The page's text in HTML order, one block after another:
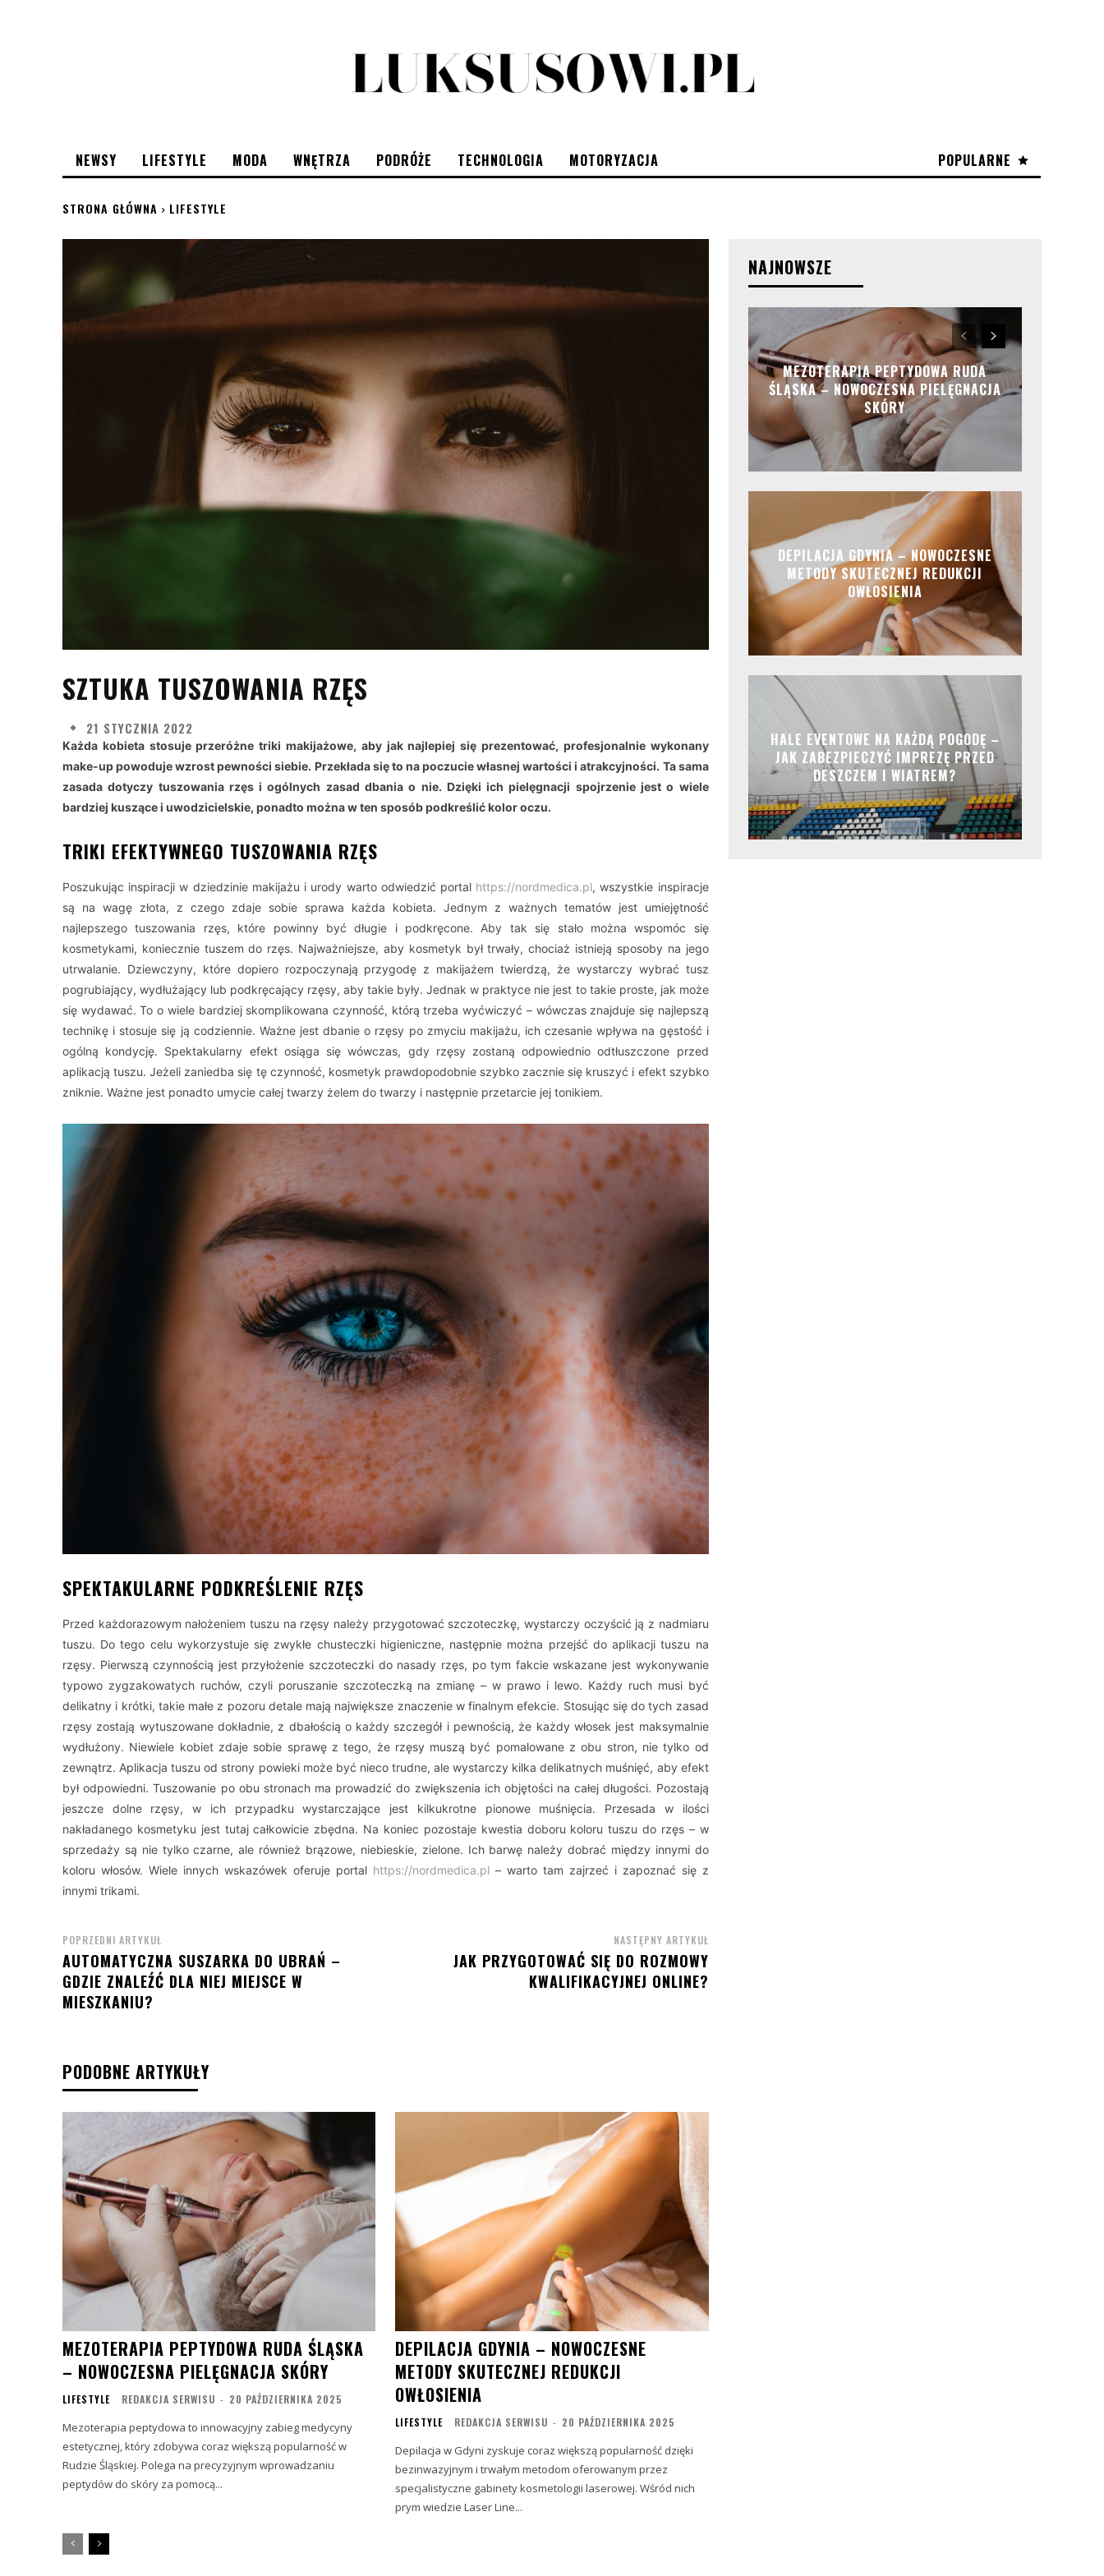
POPULARNE
NEWSY LIFESTYLE MODA WNĘTRZA PODRÓŻE TECHNOLOGIA MOTORYZACJA
STRONA GŁÓWNA LIFESTYLE
SZTUKA TUSZOWANIA RZĘS
21 STYCZNIA 2022
Każda kobieta stosuje przeróżne triki makijażowe, aby jak najlepiej się prezentować, profesjonalnie wykonany
make-up powoduje wzrost pewności siebie. Przekłada się to na poczucie własnej wartości i atrakcyjności. Ta sama
zasada dotyczy tuszowania rzęs i ogólnych zasad dbania o nie. Dzięki ich pielęgnacji spojrzenie jest o wiele
bardziej kuszące i uwodzicielskie, ponadto można w ten sposób podkreślić kolor oczu.
TRIKI EFEKTYWNEGO TUSZOWANIA RZĘS
Poszukując inspiracji w dziedzinie makijażu i urody warto odwiedzić portal https://nordmedica.pl, wszystkie inspiracje
są na wagę złota, z czego zdaje sobie sprawa każda kobieta. Jednym z ważnych tematów jest umiejętność
najlepszego tuszowania rzęs, które powinny być długie i podkręcone. Aby tak się stało można wspomóc się
kosmetykami, koniecznie tuszem do rzęs. Najważniejsze, aby kosmetyk był trwały, chociaż istnieją sposoby na jego
utrwalanie. Dziewczyny, które dopiero rozpoczynają przygodę z makijażem twierdzą, że wystarczy wybrać tusz
pogrubiający, wydłużający lub podkręcający rzęsy, aby takie były. Jednak w praktyce nie jest to takie proste, jak może
się wydawać. To o wiele bardziej skomplikowana czynność, którą trzeba wyćwiczyć – wówczas znajduje się najlepszą
technikę i stosuje się ją codziennie. Ważne jest dbanie o rzęsy po zmyciu makijażu, ich czesanie wpływa na gęstość i
ogólną kondycję. Spektakularny efekt osiąga się wówczas, gdy rzęsy zostaną odpowiednio odtłuszczone przed
aplikacją tuszu. Jeżeli zaniedba się tę czynność, kosmetyk prawdopodobnie szybko zacznie się kruszyć i efekt szybko
zniknie. Ważne jest ponadto umycie całej twarzy żelem do twarzy i następnie przetarcie jej tonikiem.
SPEKTAKULARNE PODKREŚLENIE RZĘS
Przed każdorazowym nałożeniem tuszu na rzęsy należy przygotować szczoteczkę, wystarczy oczyścić ją z nadmiaru
tuszu. Do tego celu wykorzystuje się zwykłe chusteczki higieniczne, następnie można przejść do aplikacji tuszu na
rzęsy. Pierwszą czynnością jest przyłożenie szczoteczki do nasady rzęs, po tym fakcie wskazane jest wykonywanie
typowo zygzakowatych ruchów, czyli poruszanie szczoteczką na zmianę – w prawo i lewo. Każdy ruch musi być
delikatny i krótki, takie małe z pozoru detale mają największe znaczenie w finalnym efekcie. Stosując się do tych zasad
rzęsy zostają wytuszowane dokładnie, z dbałością o każdy szczegół i pewnością, że każdy włosek jest maksymalnie
wydłużony. Niewiele kobiet zdaje sobie sprawę z tego, że rzęsy muszą być pomalowane z obu stron, nie tylko od
zewnątrz. Aplikacja tuszu od strony powieki może być nieco trudne, ale wystarczy kilka delikatnych muśnięć, aby efekt
był odpowiedni. Tuszowanie po obu stronach ma prowadzić do zwiększenia ich objętości na całej długości. Pozostają
jeszcze dolne rzęsy, w ich przypadku wystarczające jest kilkukrotne pionowe muśnięcia. Przesada w ilości
nakładanego kosmetyku jest tutaj całkowicie zbędna. Na koniec pozostaje kwestia doboru koloru tuszu do rzęs – w
sprzedaży są nie tylko czarne, ale również brązowe, niebieskie, zielone. Ich barwę należy dobrać między innymi do
koloru włosów. Wiele innych wskazówek oferuje portal https://nordmedica.pl– warto tam zajrzeć i zapoznać się z
innymi trikami.
POPRZEDNI ARTYKUŁ
AUTOMATYCZNA SUSZARKA DO UBRAŃ –
GDZIE ZNALEŹĆ DLA NIEJ MIEJSCE W
MIESZKANIU?
NASTĘPNY ARTYKUŁ
JAK PRZYGOTOWAĆ SIĘ DO ROZMOWY
KWALIFIKACYJNEJ ONLINE?
PODOBNE ARTYKUŁY
MEZOTERAPIA PEPTYDOWA RUDA ŚLĄSKA
– NOWOCZESNA PIELĘGNACJA SKÓRY
LIFESTYLE REDAKCJA SERWISU - 20 PAŹDZIERNIKA 2025
Mezoterapia peptydowa to innowacyjny zabieg medycyny
estetycznej, który zdobywa coraz większą popularność w
Rudzie Śląskiej. Polega na precyzyjnym wprowadzaniu
peptydów do skóry za pomocą...
DEPILACJA GDYNIA – NOWOCZESNE
METODY SKUTECZNEJ REDUKCJI
OWŁOSIENIA
LIFESTYLE REDAKCJA SERWISU - 20 PAŹDZIERNIKA 2025
Depilacja w Gdyni zyskuje coraz większą popularność dzięki
bezinwazyjnym i trwałym metodom oferowanym przez
specjalistyczne gabinety kosmetologii laserowej. Wśród nich
prym wiedzie Laser Line...
NAJNOWSZE
MEZOTERAPIA PEPTYDOWA RUDA
ŚLĄSKA – NOWOCZESNA PIELĘGNACJA
SKÓRY
DEPILACJA GDYNIA – NOWOCZESNE
METODY SKUTECZNEJ REDUKCJI
OWŁOSIENIA
HALE EVENTOWE NA KAŻDĄ POGODĘ –
JAK ZABEZPIECZYĆ IMPREZĘ PRZED
DESZCZEM I WIATREM?